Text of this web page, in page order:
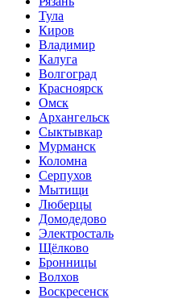
Тула
Киров
Владимир
Калуга
Волгоград
Красноярск
Омск
Архангельск
Сыктывкар
Мурманск
Коломна
Серпухов
Мытищи
Люберцы
Домодедово
Электросталь
Щёлково
Бронницы
Волхов
Воскресенск